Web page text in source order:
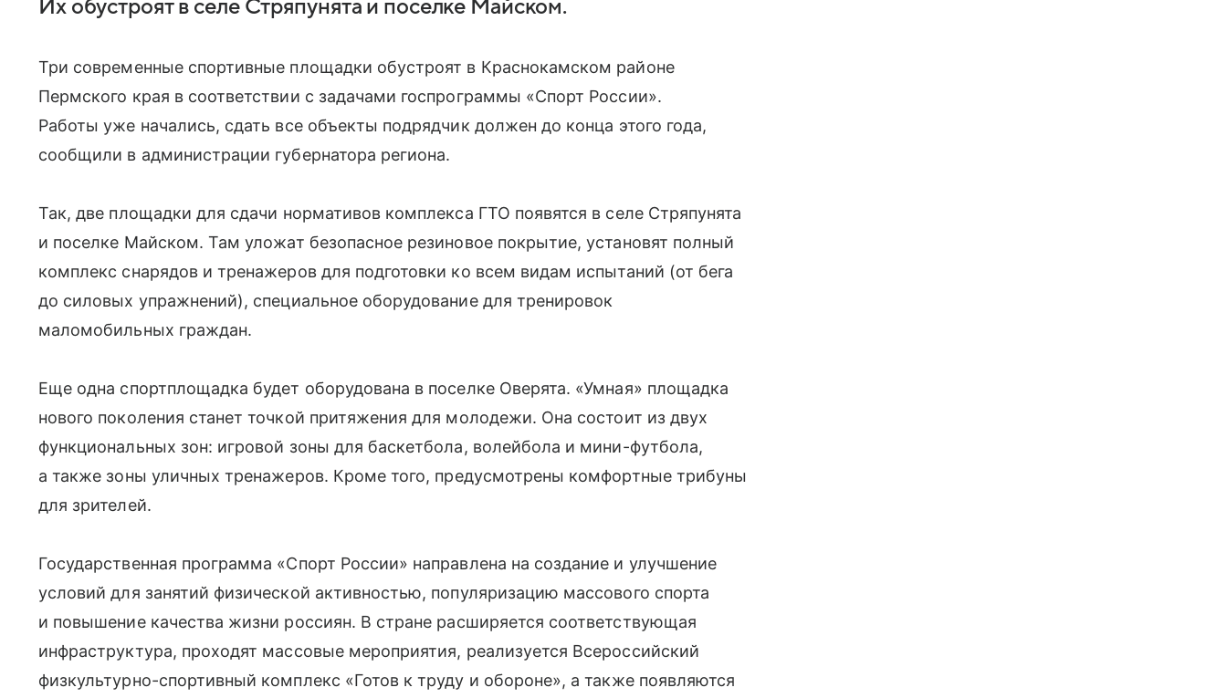
Их обустроят в селе Стряпунята и поселке Майском.
Три современные спортивные площадки обустроят в Краснокамском районе
Пермского края в соответствии с задачами госпрограммы «Спорт России».
Работы уже начались, сдать все объекты подрядчик должен до конца этого года,
сообщили в администрации губернатора региона.
Так, две площадки для сдачи нормативов комплекса ГТО появятся в селе Стряпунята
и поселке Майском. Там уложат безопасное резиновое покрытие, установят полный
комплекс снарядов и тренажеров для подготовки ко всем видам испытаний (от бега
до силовых упражнений), специальное оборудование для тренировок
маломобильных граждан.
Еще одна спортплощадка будет оборудована в поселке Оверята. «Умная» площадка
нового поколения станет точкой притяжения для молодежи. Она состоит из двух
функциональных зон: игровой зоны для баскетбола, волейбола и мини-футбола,
а также зоны уличных тренажеров. Кроме того, предусмотрены комфортные трибуны
для зрителей.
Государственная программа «Спорт России» направлена на создание и улучшение
условий для занятий физической активностью, популяризацию массового спорта
и повышение качества жизни россиян. В стране расширяется соответствующая
инфраструктура, проходят массовые мероприятия, реализуется Всероссийский
физкультурно-спортивный комплекс «Готов к труду и обороне», а также появляются